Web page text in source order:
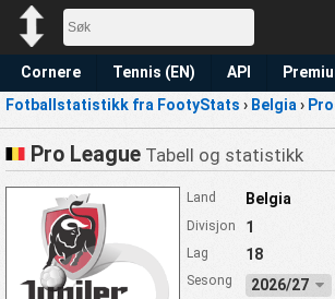
Cornere Tennis (EN) API
Fotballstatistikk fra FootyStats › Belgia ›
Pro League Tabell og statistikk
Land Belgia
Divisjon 1
Lag 18
Sesong 2026/27